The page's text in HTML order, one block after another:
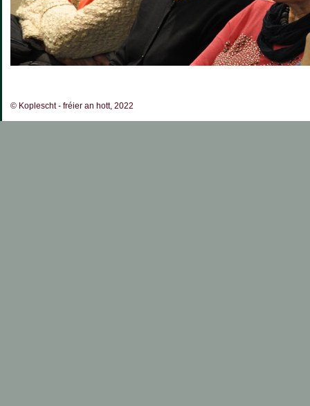
© Koplescht - fréier an hott, 2022